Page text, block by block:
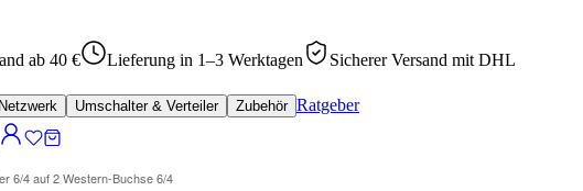
ab 40 € Lieferung in 1–3 Werktagen Sicherer Versand mit DHL
Umschalter & Verteiler Zubehör Ratgeber
6/4 auf 2 Western-Buchse 6/4